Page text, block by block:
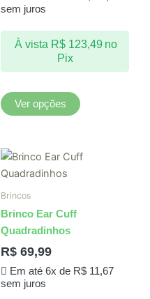
sem juros
À vista R$123,49 no
Pix
Ver opções
podem
ser
página
Brincos
Brinco Ear Cuff
Quadradinhos
R$ 69,99
Em até 6x de R$11,67
sem juros